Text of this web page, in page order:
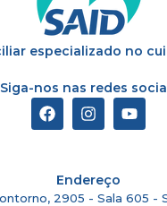
especializado no
Siga-nos nas redes
Endereço
2905 - Sala 605 -